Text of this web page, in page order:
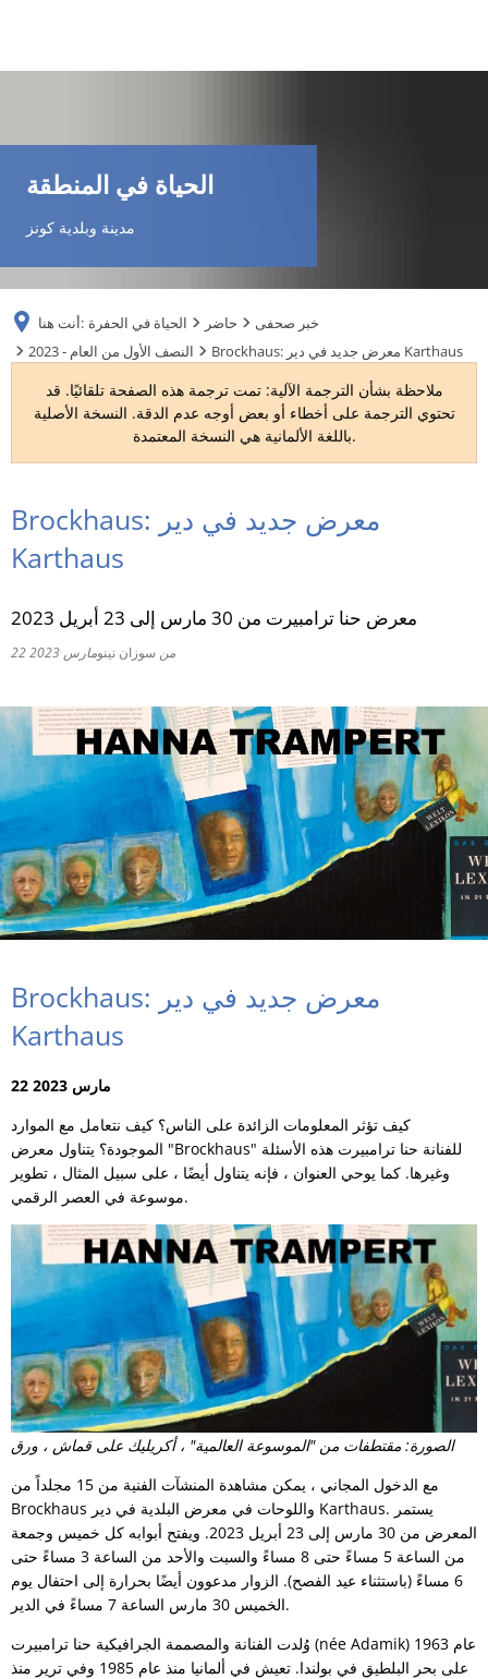
TR
UK
RU
الحياة في المنطقة
مدينة وبلدية كونز
أنت هنا: الحياة في الحفرة حاضر
خبر صحفى
2023 - النصف الأول من العام
Brockhaus: معرض جديد في دير Karthaus
ملاحظة بشأن الترجمة الآلية: تمت ترجمة هذه الصفحة تلقائيًا. قد
تحتوي الترجمة على أخطاء أو بعض أوجه عدم الدقة. النسخة الأصلية
باللغة الألمانية هي النسخة المعتمدة.
Brockhaus: معرض جديد في دير
Karthaus
معرض حنا ترامبيرت من 30 مارس إلى 23 أبريل 2023
22 مارس 2023 من سوزان نينو
Brockhaus: معرض جديد في دير
Karthaus
22 مارس 2023
كيف تؤثر المعلومات الزائدة على الناس؟ كيف نتعامل مع الموارد
الموجودة؟ يتناول معرض "Brockhaus" للفنانة حنا ترامبيرت هذه الأسئلة
وغيرها. كما يوحي العنوان ، فإنه يتناول أيضًا ، على سبيل المثال ، تطوير
موسوعة في العصر الرقمي.
الصورة: مقتطفات من "الموسوعة العالمية" ، أكريليك على قماش ، ورق
مع الدخول المجاني ، يمكن مشاهدة المنشآت الفنية من 15 مجلداً من
Brockhaus واللوحات في معرض البلدية في دير Karthaus. يستمر
المعرض من 30 مارس إلى 23 أبريل 2023. ويفتح أبوابه كل خميس وجمعة
من الساعة 5 مساءً حتى 8 مساءً والسبت والأحد من الساعة 3 مساءً حتى
6 مساءً (باستثناء عيد الفصح). الزوار مدعوون أيضًا بحرارة إلى احتفال يوم
الخميس 30 مارس الساعة 7 مساءً في الدير.
وُلدت الفنانة والمصممة الجرافيكية حنا ترامبيرت (née Adamik) عام 1963
على بحر البلطيق في بولندا. تعيش في ألمانيا منذ عام 1985 وفي ترير منذ